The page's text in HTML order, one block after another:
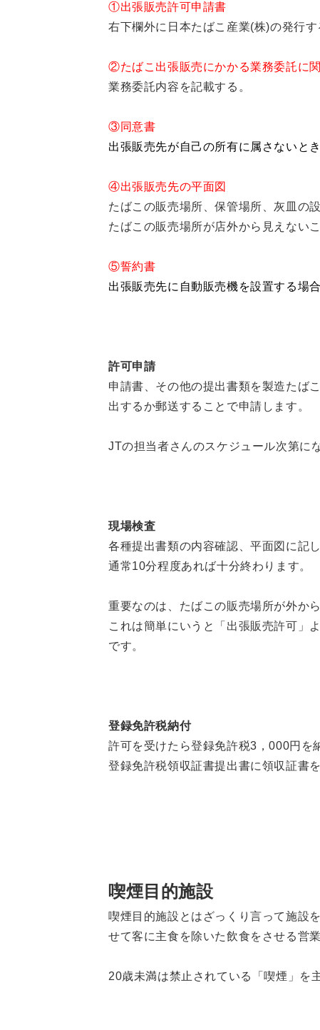
①出張販売許可申請書
右下欄外に日本たばこ産業(株)の発行
②たばこ出張販売にかかる業務委託に
業務委託内容を記載する。
③同意書
出張販売先が自己の所有に属さないとき
④出張販売先の平面図
たばこの販売場所、保管場所、灰皿の
たばこの販売場所が店外から見えないこ
⑤誓約書
出張販売先に自動販売機を設置する場合
許可申請
申請書、その他の提出書類を製造たば
出するか郵送することで申請します。
JTの担当者さんのスケジュール次第に
現場検査
各種提出書類の内容確認、平面図に記
通常10分程度あれば十分終わります。
重要なのは、たばこの販売場所が外か
これは簡単にいうと「出張販売許可」
です。
登録免許税納付
許可を受けたら登録免許税3，000円を
登録免許税領収証書提出書に領収証書
喫煙目的施設
喫煙目的施設とはざっくり言って施設
せて客に主食を除いた飲食をさせる営
20歳未満は禁止されている「喫煙」を